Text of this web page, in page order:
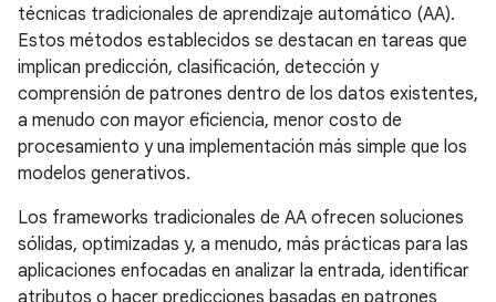
técnicas tradicionales de aprendizaje automático (AA).
Estos métodos establecidos se destacan en tareas que
implican predicción, clasificación, detección y
comprensión de patrones dentro de los datos existentes,
a menudo con mayor eficiencia, menor costo de
procesamiento y una implementación más simple que los
modelos generativos.
Los frameworks tradicionales de AA ofrecen soluciones
sólidas, optimizadas y, a menudo, más prácticas para las
aplicaciones enfocadas en analizar la entrada, identificar
atributos o hacer predicciones basadas en patrones